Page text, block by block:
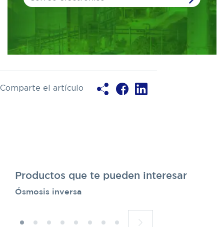
this
Comparte el artículo
Productos que te pueden interesar
Ósmosis inversa